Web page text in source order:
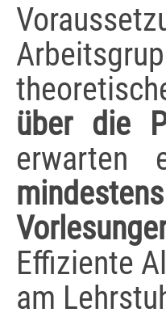
über die
erwarten
Effiziente
am